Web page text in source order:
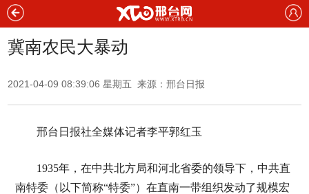
冀南农民大暴动
2021-04-09 08:39:06 星期五 来源：邢台日报
邢台日报社全媒体记者李平郭红玉
1935年，在中共北方局和河北省委的领导下，中共直
南特委（以下简称“特委”）在直南一带组织发动了规模宏